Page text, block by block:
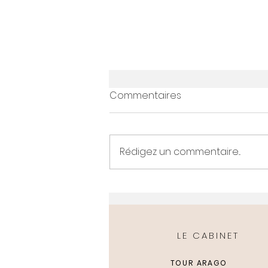
consulta com um
Commentaires
Rédigez un commentaire...
LE CABINET
TOUR ARAGO